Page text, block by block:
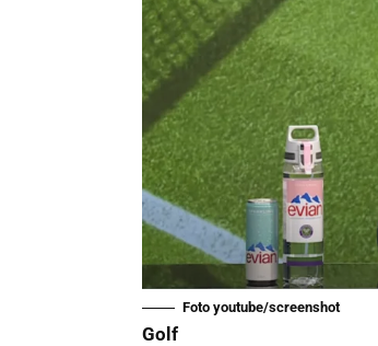
Foto youtube/screenshot
Golf